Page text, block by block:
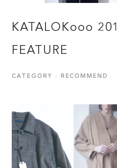
KATALOKooo
FEATURE
CATEGORY : RECOMMEND